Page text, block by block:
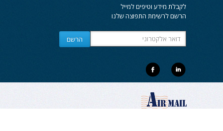
לקבלת מידע וטיפים למייל
הרשם לרשימת התפוצה שלנו